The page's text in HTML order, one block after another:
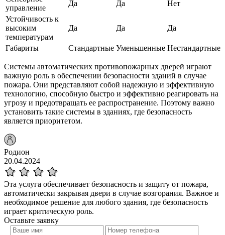
управление
Да Да
Нет
Устойчивость к
высоким
температурам
Да Да Да
Габариты Стандартные Уменьшенные Нестандартные
Системы автоматических противопожарных дверей играют
важную роль в обеспечении безопасности зданий в случае
пожара. Они представляют собой надежную и эффективную
технологию, способную быстро и эффективно реагировать на
угрозу и предотвращать ее распространение. Поэтому важно
установить такие системы в зданиях, где безопасность
является приоритетом.
Родион
20.04.2024
Эта услуга обеспечивает безопасность и защиту от пожара,
автоматически закрывая двери в случае возгорания. Важное и
необходимое решение для любого здания, где безопасность
играет критическую роль.
Оставьте заявку